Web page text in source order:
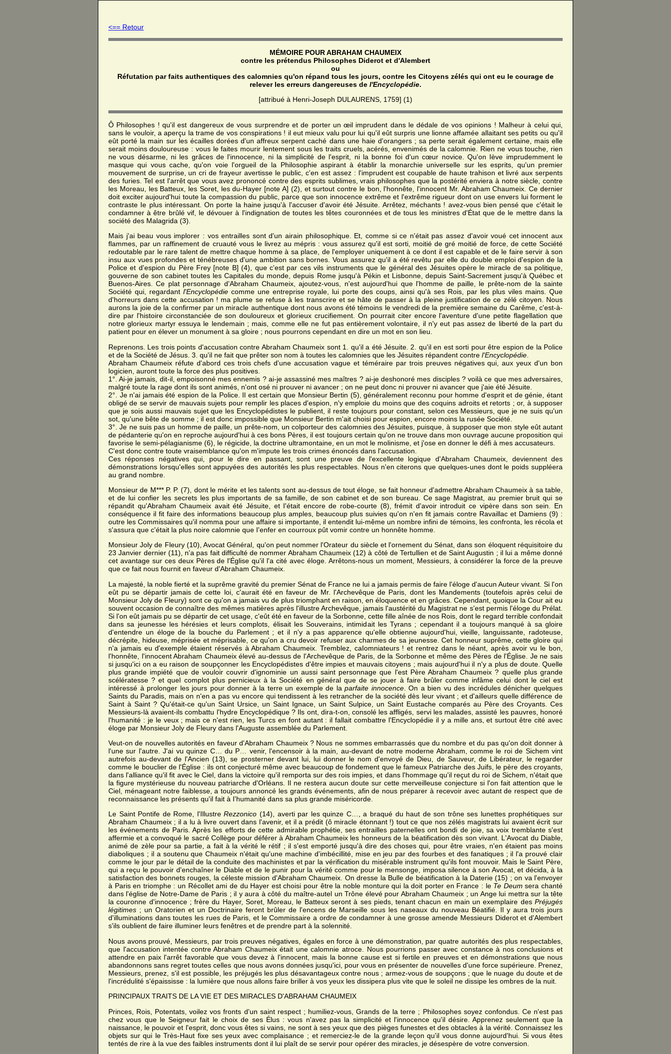
<== Retour
MÉMOIRE POUR ABRAHAM CHAUMEIX
contre les prétendus Philosophes Diderot et d'Alembert
ou
Réfutation par faits authentiques des calomnies qu'on répand tous les jours, contre les Citoyens zélés qui ont eu le courage de
relever les erreurs dangereuses de l'Encyclopédie.
[attribué à Henri-Joseph DULAURENS, 1759] (1)
Ô Philosophes ! qu'il est dangereux de vous surprendre et de porter un œil imprudent dans le dédale de vos opinions ! Malheur à celui qui,
sans le vouloir, a aperçu la trame de vos conspirations ! il eut mieux valu pour lui qu'il eût surpris une lionne affamée allaitant ses petits ou qu'il
eût porté la main sur les écailles dorées d'un affreux serpent caché dans une haie d'orangers ; sa perte serait également certaine, mais elle
serait moins douloureuse : vous le faites mourir lentement sous les traits cruels, acérés, envenimés de la calomnie. Rien ne vous touche, rien
ne vous désarme, ni les grâces de l'innocence, ni la simplicité de l'esprit, ni la bonne foi d'un cœur novice. Qu'on Iève imprudemment le
masque qui vous cache, qu'on voie l'orgueil de la Philosophie aspirant à établir la monarchie universelle sur les esprits, qu'un premier
mouvement de surprise, un cri de frayeur avertisse le public, c'en est assez : l'imprudent est coupable de haute trahison et livré aux serpents
des furies. Tel est l'arrêt que vous avez prononcé contre des esprits sublimes, vrais philosophes que la postérité enviera à notre siècle, contre
les Moreau, les Batteux, les Soret, les du-Hayer [note A] (2), et surtout contre le bon, l'honnête, l'innocent Mr. Abraham Chaumeix. Ce dernier
doit exciter aujourd'hui toute la compassion du public, parce que son innocence extrême et l'extrême rigueur dont on use envers lui forment le
contraste Ie plus intéressant. On porte la haine jusqu'à l'accuser d'avoir été Jésuite. Arrêtez, méchants ! avez-vous bien pensé que c'était le
condamner à être brûlé vif, le dévouer à l'indignation de toutes les têtes couronnées et de tous les ministres d'État que de le mettre dans la
société des Malagrida (3).
Mais j'ai beau vous implorer : vos entrailles sont d'un airain philosophique. Et, comme si ce n'était pas assez d'avoir voué cet innocent aux
flammes, par un raffinement de cruauté vous le livrez au mépris : vous assurez qu'il est sorti, moitié de gré moitié de force, de cette Société
redoutable par le rare talent de mettre chaque homme à sa place, de l'employer uniquement à ce dont il est capable et de le faire servir à son
insu aux vues profondes et ténébreuses d'une ambition sans bornes. Vous assurez qu'il a été revêtu par elle du double emploi d'espion de la
Police et d'espion du Père Frey [note B] (4), que c'est par ces vils instruments que le général des Jésuites opère le miracle de sa politique,
gouverne de son cabinet toutes les Capitales du monde, depuis Rome jusqu'à Pékin et Lisbonne, depuis Saint-Sacrement jusqu'à Québec et
Buenos-Aires. Ce plat personnage d'Abraham Chaumeix, ajoutez-vous, n'est aujourd'hui que l'homme de paille, le prête-nom de la sainte
Société qui, regardant l'Encyclopédie comme une entreprise royale, lui porte des coups, ainsi qu'à ses Rois, par les plus viles mains. Que
d'horreurs dans cette accusation ! ma plume se refuse à les transcrire et se hâte de passer à la pleine justification de ce zélé citoyen. Nous
aurons la joie de la confirmer par un miracle authentique dont nous avons été témoins le vendredi de la première semaine du Carême, c'est-à-
dire par l'histoire circonstanciée de son douloureux et glorieux crucifiement. On pourrait citer encore l'aventure d'une petite flagellation que
notre glorieux martyr essuya le lendemain ; mais, comme elle ne fut pas entièrement volontaire, il n'y eut pas assez de liberté de la part du
patient pour en élever un monument à sa gloire ; nous pourrons cependant en dire un mot en son lieu.
Reprenons. Les trois points d'accusation contre Abraham Chaumeix sont 1. qu'il a été Jésuite. 2. qu'il en est sorti pour être espion de la Police
et de la Société de Jésus. 3. qu'il ne fait que prêter son nom à toutes les calomnies que les Jésuites répandent contre l'Encyclopédie
Abraham Chaumeix réfute d'abord ces trois chefs d'une accusation vague et téméraire par trois preuves négatives qui, aux yeux d'un bon
logicien, auront toute la force des plus positives.
1°. Ai-je jamais, dit-il, empoisonné mes ennemis ? ai-je assassiné mes maîtres ? ai-je deshonoré mes disciples ? voilà ce que mes adversaires,
malgré toute la rage dont ils sont animés, n'ont osé ni prouver ni avancer ; on ne peut donc ni prouver ni avancer que j'aie été Jésuite.
2°. Je n'ai jamais été espion de la Police. Il est certain que Monsieur Bertin (5), généralement reconnu pour homme d'esprit et de génie, étant
obligé de se servir de mauvais sujets pour remplir les places d'espion, n'y emploie du moins que des coquins adroits et retorts ; or, à supposer
que je sois aussi mauvais sujet que les Encyclopédistes le publient, il reste toujours pour constant, selon ces Messieurs, que je ne suis qu'un
sot, qu'une bête de somme ; il est donc impossible que Monsieur Bertin m'ait choisi pour espion, encore moins la rusée Société.
3°. Je ne suis pas un homme de paille, un prête-nom, un colporteur des calomnies des Jésuites, puisque, à supposer que mon style eût autant
de pédanterie qu'on en reproche aujourd'hui à ces bons Pères, il est toujours certain qu'on ne trouve dans mon ouvrage aucune proposition qui
favorise le semi-pélagianisme (6), le régicide, la doctrine ultramontaine, en un mot le molinisme, et j'ose en donner le défi à mes accusateurs.
C'est donc contre toute vraisemblance qu'on m'impute les trois crimes énoncés dans l'accusation.
Ces réponses négatives qui, pour le dire en passant, sont une preuve de l'excellente logique d'Abraham Chaumeix, deviennent des
démonstrations lorsqu'elles sont appuyées des autorités les plus respectables. Nous n'en citerons que quelques-unes dont le poids suppléera
au grand nombre.
Monsieur de M*** P. P. (7), dont le mérite et les talents sont au-dessus de tout éloge, se fait honneur d'admettre Abraham Chaumeix à sa table,
et de lui confier les secrets les plus importants de sa famille, de son cabinet et de son bureau. Ce sage Magistrat, au premier bruit qui se
répandit qu'Abraham Chaumeix avait été Jésuite, et I'était encore de robe-courte (8), frémit d'avoir introduit ce vipère dans son sein. En
conséquence il fit faire des informations beaucoup plus amples, beaucoup plus suivies qu'on n'en fit jamais contre Ravaillac et Damiens (9) :
outre les Commissaires qu'il nomma pour une affaire si importante, il entendit lui-même un nombre infini de témoins, les confronta, les récola et
s'assura que c'était la plus noire calomnie que I'enfer en courroux pût vomir contre un honnête homme.
Monsieur Joly de Fleury (10), Avocat Général, qu'on peut nommer l'Orateur du siècle et l'ornement du Sénat, dans son éloquent réquisitoire du
23 Janvier dernier (11), n'a pas fait difficulté de nommer Abraham Chaumeix (12) à côté de Tertullien et de Saint Augustin ; il lui a même donné
cet avantage sur ces deux Pères de l'Église qu'il l'a cité avec éloge. Arrêtons-nous un moment, Messieurs, à considérer la force de la preuve
que ce fait nous fournit en faveur d'Abraham Chaumeix.
La majesté, la noble fierté et la suprême gravité du premier Sénat de France ne lui a jamais permis de faire l'éloge d'aucun Auteur vivant. Si l'on
eût pu se départir jamais de cette loi, c'aurait été en faveur de Mr. l'Archevêque de Paris, dont les Mandements (toutefois après celui de
Monsieur Joly de Fleury) sont ce qu'on a jamais vu de plus triomphant en raison, en éloquence et en grâces. Cependant, quoique la Cour ait eu
souvent occasion de connaître des mêmes matières après l'illustre Archevêque, jamais l'austérité du Magistrat ne s'est permis l'éloge du Prélat.
Si l'on eût jamais pu se départir de cet usage, c'eût été en faveur de la Sorbonne, cette fille aînée de nos Rois, dont le regard terrible confondait
dans sa jeunesse les hérésies et leurs complots, élisait les Souverains, intimidait les Tyrans ; cependant il a toujours manqué à sa gloire
d'entendre un éloge de la bouche du Parlement ; et il n'y a pas apparence qu'elle obtienne aujourd'hui, vieille, languissante, radoteuse,
décrépite, hideuse, méprisée et méprisable, ce qu'on a cru devoir refuser aux charmes de sa jeunesse. Cet honneur suprême, cette gloire qui
n'a jamais eu d'exemple étaient réservés à Abraham Chaumeix. Tremblez, caIomniateurs ! et rentrez dans le néant, après avoir vu le bon,
l'honnête, l'innocent Abraham Chaumeix élevé au-dessus de l'Archevêque de Paris, de la Sorbonne et même des Pères de l'Église. Je ne sais
si jusqu'ici on a eu raison de soupçonner les Encyclopédistes d'être impies et mauvais citoyens ; mais aujourd'hui il n'y a plus de doute. Quelle
plus grande impiété que de vouloir couvrir d'ignominie un aussi saint personnage que l'est Père Abraham Chaumeix ? quelle plus grande
scélératesse ? et quel complot plus pernicieux à la Société en général que de se jouer à faire brûler comme infâme celui dont le ciel est
intéressé à prolonger les jours pour donner à la terre un exemple de la parfaite innocence. On a bien vu des incrédules dénicher quelques
Saints du Paradis, mais on n'en a pas vu encore qui tendissent à les retrancher de la société dès leur vivant ; et d'ailleurs quelle différence de
Saint à Saint ? Qu'était-ce qu'un Saint Ursice, un Saint Ignace, un Saint Sulpice, un Saint Eustache comparés au Père des Croyants. Ces
Messieurs-là avaient-ils combattu l'hydre Encyclopédique ? Ils ont, dira-t-on, consolé les affligés, servi les malades, assisté les pauvres, honoré
l'humanité : je le veux ; mais ce n'est rien, les Turcs en font autant : il fallait combattre l'Encyclopédie il y a mille ans, et surtout être cité avec
éloge par Monsieur Joly de Fleury dans l'Auguste assemblée du Parlement.
Veut-on de nouvelles autorités en faveur d'Abraham Chaumeix ? Nous ne sommes embarrassés que du nombre et du pas qu'on doit donner à
l'une sur l'autre. J'ai vu quinze C… du P… venir, l'encensoir à la main, au-devant de notre moderne Abraham, comme le roi de Sichem vint
autrefois au-devant de l'Ancien (13), se prosterner devant lui, lui donner le nom d'envoyé de Dieu, de Sauveur, de Libérateur, le regarder
comme le bouclier de l'Église : ils ont conjecturé même avec beaucoup de fondement que le fameux Patriarche des Juifs, le père des croyants,
dans l'alliance qu'il fit avec le Ciel, dans la victoire qu'il remporta sur des rois impies, et dans l'hommage qu'il reçut du roi de Sichem, n'était que
la figure mystérieuse du nouveau patriarche d'Orléans. Il ne restera aucun doute sur cette merveilleuse conjecture si l'on fait attention que le
Ciel, ménageant notre faiblesse, a toujours annoncé les grands événements, afin de nous préparer à recevoir avec autant de respect que de
reconnaissance les présents qu'il fait à I'humanité dans sa plus grande miséricorde.
Le Saint Pontife de Rome, l'IllustreRezzonico (14), averti par les quinze C…, a braqué du haut de son trône ses lunettes prophétiques sur
Abraham Chaumeix ; il a lu à livre ouvert dans l'avenir, et il a prédit (ô miracle étonnant !) tout ce que nos zélés magistrats lui avaient écrit sur
les événements de Paris. Après les efforts de cette admirable prophétie, ses entrailles paternelles ont bondi de joie, sa voix tremblante s'est
affermie et a convoqué le sacré Collège pour déférer à Abraham Chaumeix les honneurs de la béatification dès son vivant. L'Avocat du Diable,
animé de zèle pour sa partie, a fait à la vérité le rétif ; il s'est emporté jusqu'à dire des choses qui, pour être vraies, n'en étaient pas moins
diaboliques ; il a soutenu que Chaumeix n'était qu'une machine d'imbécillité, mise en jeu par des fourbes et des fanatiques ; il l'a prouvé clair
comme le jour par le détail de la conduite des machinistes et par la vérification du misérable instrument qu'ils font mouvoir. Mais le Saint Père,
qui a reçu le pouvoir d'enchaîner le Diable et de le punir pour la vérité comme pour le mensonge, imposa silence à son Avocat, et décida, à la
satisfaction des bonnets rouges, la céleste mission d'Abraham Chaumeix. On dresse la Bulle de béatification à la Daterie (15) ; on va l'envoyer
à Paris en triomphe : un Récollet ami de du Hayer est choisi pour être la noble monture qui la doit porter en France : le Te Deum sera chanté
dans l'église de Notre-Dame de Paris ; il y aura à côté du maître-autel un Trône élevé pour Abraham Chaumeix ; un Ange lui mettra sur la tête
la couronne d'innocence ; frère du Hayer, Soret, Moreau, le Batteux seront à ses pieds, tenant chacun en main un exemplaire des Préjugés
légitimes ; un Oratorien et un Doctrinaire feront brûler de l'encens de Marseille sous les naseaux du nouveau Béatifié. Il y aura trois jours
d'illuminations dans toutes les rues de Paris, et le Commissaire a ordre de condamner à une grosse amende Messieurs Diderot et d'Alembert
s'ils oublient de faire illuminer leurs fenêtres et de prendre part à la solennité.
Nous avons prouvé, Messieurs, par trois preuves négatives, égales en force à une démonstration, par quatre autorités des plus respectables,
que l'accusation intentée contre Abraham Chaumeix était une calomnie atroce. Nous pourrions passer avec constance à nos conclusions et
attendre en paix l'arrêt favorable que vous devez à l'innocent, mais la bonne cause est si fertile en preuves et en démonstrations que nous
abandonnons sans regret toutes celles que nous avons données jusqu'ici, pour vous en présenter de nouvelles d'une force supérieure. Prenez,
Messieurs, prenez, s'il est possible, les préjugés les plus désavantageux contre nous ; armez-vous de soupçons ; que le nuage du doute et de
l'incrédulité s'épaississe : la lumière que nous allons faire briller à vos yeux les dissipera plus vite que le soleil ne dissipe les ombres de la nuit.
PRINCIPAUX TRAITS DE LA VIE ET DES MIRACLES D'ABRAHAM CHAUMEIX
Princes, Rois, Potentats, voilez vos fronts d'un saint respect ; humiliez-vous, Grands de la terre ; Philosophes soyez confondus. Ce n'est pas
chez vous que le Seigneur fait le choix de ses Élus : vous n'avez pas la simplicité et l'innocence qu'il désire. Apprenez seulement que la
naissance, le pouvoir et l'esprit, donc vous êtes si vains, ne sont à ses yeux que des pièges funestes et des obtacles à la vérité. Connaissez les
objets sur qui le Très-Haut fixe ses yeux avec complaisance ; et remerciez-le de la grande leçon qu'il vous donne aujourd'hui. Si vous êtes
tentés de rire à la vue des faibles instruments dont il lui plaît de se servir pour opérer des miracles, je désespère de votre conversion.